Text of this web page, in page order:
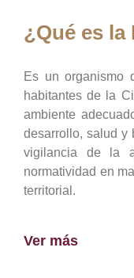
¿Qué es la
Es un organismo
habitantes de la
ambiente
desarrollo, salud y
vigilancia de la
normatividad en
territorial.
Ver más